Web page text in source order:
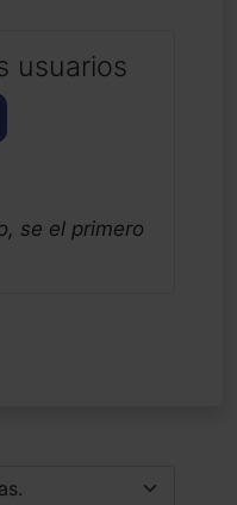
usuarios
se el primero